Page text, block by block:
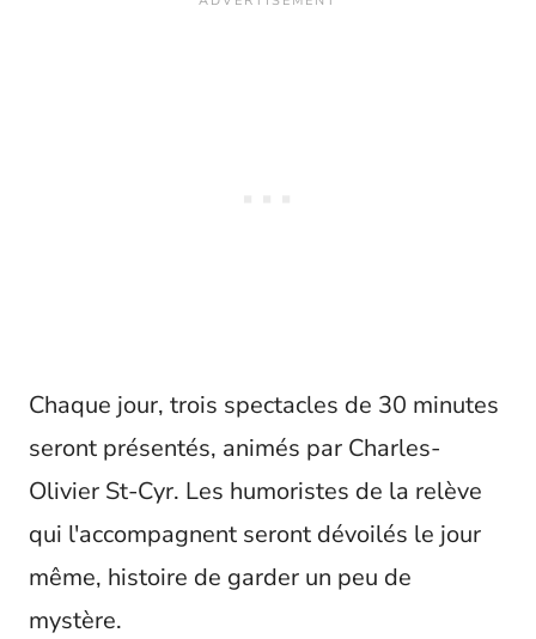
Chaque jour, trois spectacles de 30 minutes
seront présentés, animés par Charles-
Olivier St-Cyr. Les humoristes de la relève
qui l'accompagnent seront dévoilés le jour
même, histoire de garder un peu de
mystère.